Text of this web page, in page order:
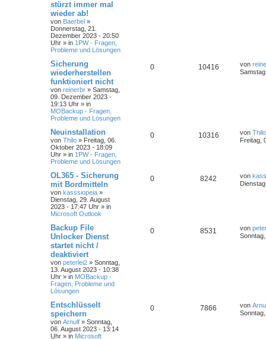
stürzt immer mal
wieder ab!
von Baerbel »
Donnerstag, 21.
Dezember 2023 - 20:50
Uhr » in 1PW - Fragen,
Probleme und Lösungen
Sicherung
wiederherstellen
funktioniert nicht
von reinerbr » Samstag,
09. Dezember 2023 -
19:13 Uhr » in
MOBackup - Fragen,
Probleme und Lösungen
0 10416 von
Neuinstallation
von Thilo » Freitag, 06.
Oktober 2023 - 18:09
Uhr » in 1PW - Fragen,
Probleme und Lösungen
0 10316 von Thilo
Freitag,
OL365 - Sicherung
mit Bordmitteln
von kasssiopeia »
Dienstag, 29. August
2023 - 17:47 Uhr » in
Microsoft Outlook
0 8242 von
Backup File
Unlocker Dienst
startet nicht /
deaktiviert
von peterlei2 » Sonntag,
13. August 2023 - 10:38
Uhr » in MOBackup -
Fragen, Probleme und
Lösungen
0 8531 von
Entschlüsselt
speichern
von Arnulf » Sonntag,
06. August 2023 - 13:14
Uhr » in Microsoft
0 7866 von